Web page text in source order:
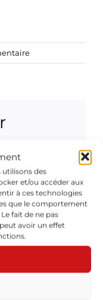
utilisons des
et/ou accéder aux
à ces technologies
que le comportement
fait de ne pas
avoir un effet
Email